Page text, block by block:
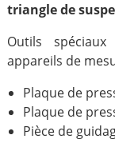
triangle de
Outils
appareils de
Plaque de
Plaque de
Pièce de